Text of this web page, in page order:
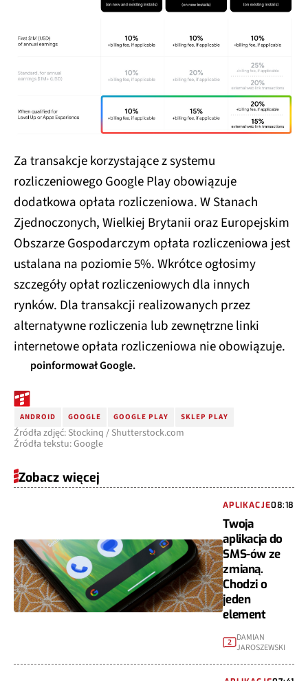
Za transakcje korzystające z systemu
rozliczeniowego Google Play obowiązuje
dodatkowa opłata rozliczeniowa. W Stanach
Zjednoczonych, Wielkiej Brytanii oraz Europejskim
Obszarze Gospodarczym opłata rozliczeniowa jest
ustalana na poziomie 5%. Wkrótce ogłosimy
szczegóły opłat rozliczeniowych dla innych
rynków. Dla transakcji realizowanych przez
alternatywne rozliczenia lub zewnętrzne linki
internetowe opłata rozliczeniowa nie obowiązuje.
poinformował Google.
ANDROID GOOGLE GOOGLE PLAY SKLEP PLAY
Źródła zdjęć: Stockinq / Shutterstock.com
Źródła tekstu: Google
Zobacz więcej
APLIKACJE08:18
Twoja
aplikacja do
SMS-ów ze
zmianą.
Chodzi o
jeden
element
2
DAMIAN
JAROSZEWSKI